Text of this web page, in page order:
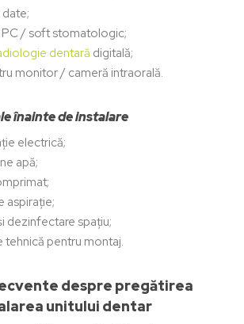
/ soft stomatologic;
dentară digitală;
monitor / cameră intraorală.
înainte de instalare
electrică;
apă;
aspirație;
dezinfectare spațiu;
tehnică pentru montaj.
despre pregătirea
unitului dentar